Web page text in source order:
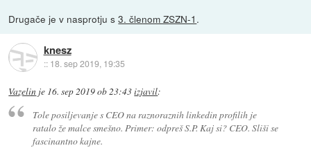
Drugače je v nasprotju s3. členom ZSZN-1 .
knesz
:: 18. sep 2019, 19:35
Vazelin je 16. sep 2019 ob 23:43izjavil:
Tole posiljevanje s CEO na raznoraznih linkedin profilih je
ratalo že malce smešno. Primer: odpreš S.P. Kaj si? CEO. Sliši se
fascinantno kajne.